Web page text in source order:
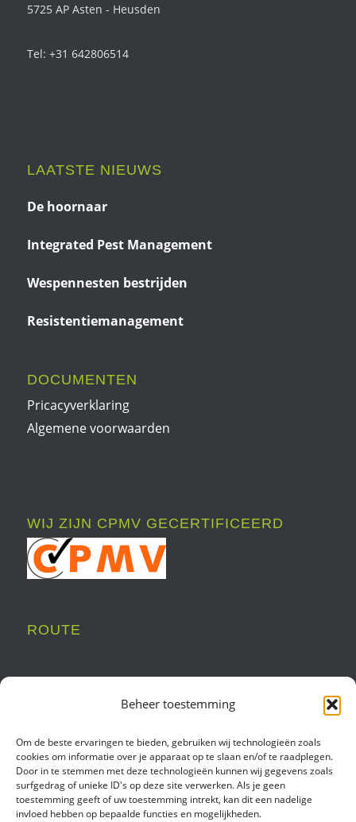
Beheer toestemming
Om de beste ervaringen te bieden, gebruiken wij technologieën zoals
cookies om informatie over je apparaat op te slaan en/of te raadplegen.
Door in te stemmen met deze technologieën kunnen wij gegevens zoals
surfgedrag of unieke ID's op deze site verwerken. Als je geen
toestemming geeft of uw toestemming intrekt, kan dit een nadelige
invloed hebben op bepaalde functies en mogelijkheden.
5725 AP Asten - Heusden
Tel: +31 642806514
LAATSTE NIEUWS
De hoornaar
Integrated Pest Management
Wespennesten bestrijden
Resistentiemanagement
DOCUMENTEN
Pricacyverklaring
Algemene voorwaarden
WIJ ZIJN CPMV GECERTIFICEERD
ROUTE